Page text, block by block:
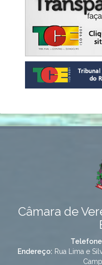
Câmara de
Endereço: Rua Lima e